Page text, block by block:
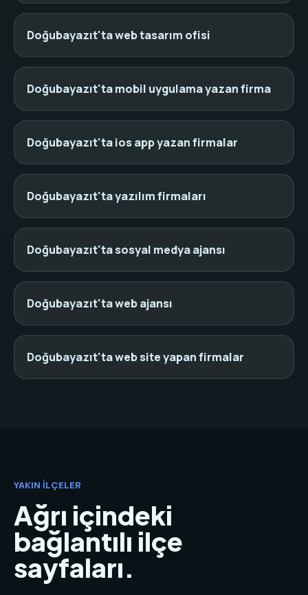
Doğubayazıt'ta web tasarım ofisi
Doğubayazıt'ta mobil uygulama yazan firma
Doğubayazıt'ta ios app yazan firmalar
Doğubayazıt'ta yazılım firmaları
Doğubayazıt'ta sosyal medya ajansı
Doğubayazıt'ta web ajansı
Doğubayazıt'ta web site yapan firmalar
YAKIN İLÇELER
Ağrı içindeki
bağlantılı ilçe
sayfaları.